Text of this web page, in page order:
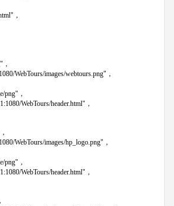
，
WebTours/images/webtours.png"，
png"，
WebTours/header.html"，
WebTours/images/hp_logo.png"，
png"，
WebTours/header.html"，